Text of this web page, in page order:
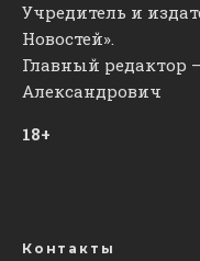
Учредитель и
Новостей».
Главный редактор
Александрович
18+
Контакты